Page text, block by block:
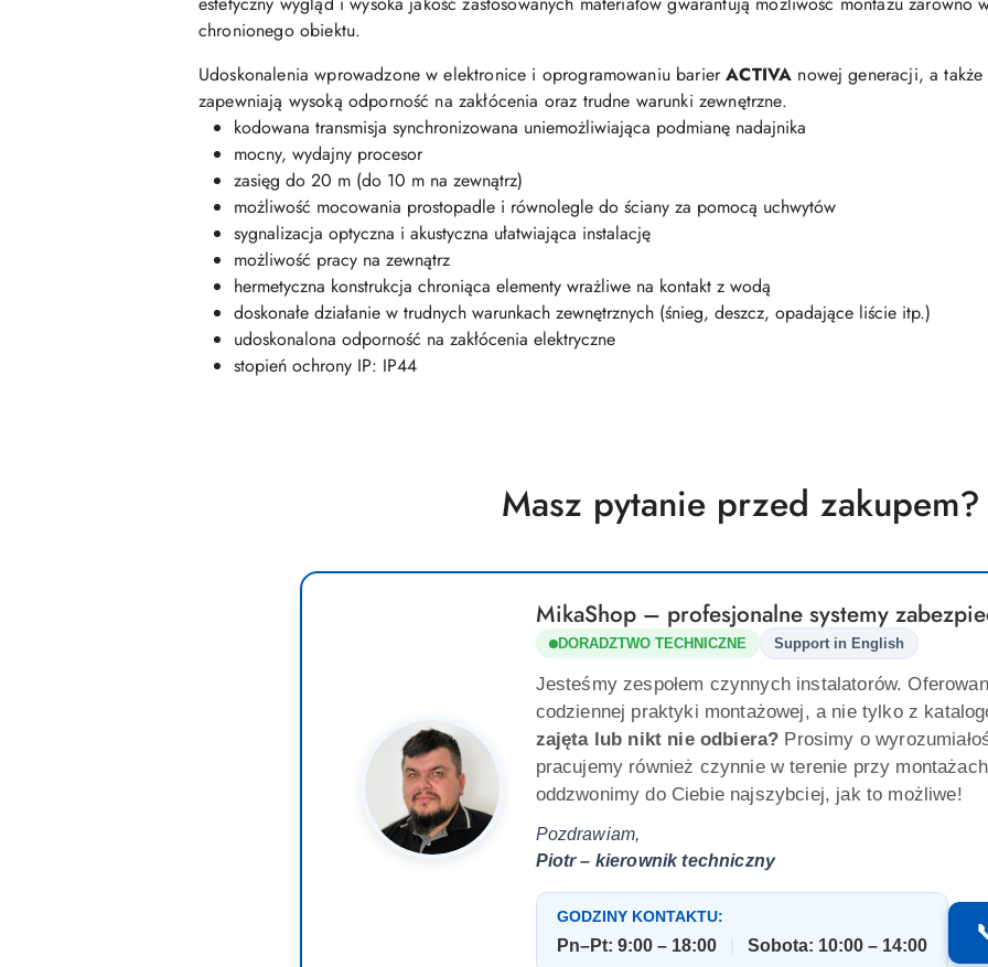
chronionego obiektu.
Udoskonalenia wprowadzone w elektronice i oprogramowaniu barierACTIVA nowej generacji, a
zapewniają wysoką odporność na zakłócenia oraz trudne warunki zewnętrzne.
kodowana transmisja synchronizowana uniemożliwiająca podmianę nadajnika
mocny, wydajny procesor
zasięg do 20 m (do 10 m na zewnątrz)
możliwość mocowania prostopadle i równolegle do ściany za pomocą uchwytów
sygnalizacja optyczna i akustyczna ułatwiająca instalację
możliwość pracy na zewnątrz
hermetyczna konstrukcja chroniąca elementy wrażliwe na kontakt z wodą
doskonałe działanie w trudnych warunkach zewnętrznych (śnieg, deszcz, opadające liście itp.)
udoskonalona odporność na zakłócenia elektryczne
stopień ochrony IP: IP44
Masz pytanie przed zakupem?
MikaShop – profesjonalne systemy
DORADZTWO TECHNICZNE Support in English
Jesteśmy zespołem czynnych instalatorów.
codziennej praktyki montażowej, a nie tylko z
zajęta lub nikt nie odbiera? Prosimy o
pracujemy również czynnie w terenie przy
oddzwonimy do Ciebie najszybciej, jak to możliwe!
Pozdrawiam,
Piotr – kierownik techniczny
GODZINY KONTAKTU:
Pn–Pt: 9:00 – 18:00 Sobota: 10:00 – 14:00